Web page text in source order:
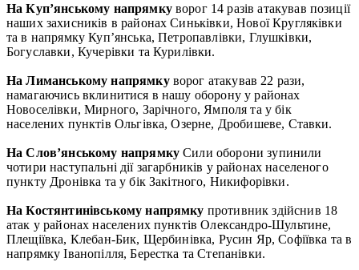
На Куп’янському напрямкуворог 14 разів атакував позиції
наших захисників в районах Синьківки, Нової Кругляківки
та в напрямку Куп’янська, Петропавлівки, Глушківки,
Богуславки, Кучерівки та Курилівки.
На Лиманському напрямкуворог атакував 22 рази,
намагаючись вклинитися в нашу оборону у районах
Новоселівки, Мирного, Зарічного, Ямполя та у бік
населених пунктів Ольгівка, Озерне, Дробишеве, Ставки.
На Слов’янському напрямку Сили оборони зупинили
чотири наступальні дії загарбників у районах населеного
пункту Дронівка та у бік Закітного, Никифорівки.
На Костянтинівському напрямку противник здійснив 18
атак у районах населених пунктів Олександро-Шультине,
Плещіївка, Клебан-Бик, Щербинівка, Русин Яр, Софіївка та в
напрямку Іванопілля, Берестка та Степанівки.